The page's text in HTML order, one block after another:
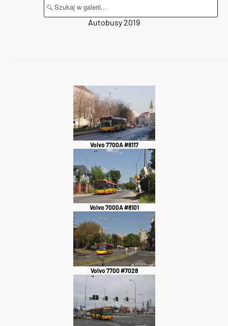
Autobusy 2019
Volvo 7700A #8117
Volvo 7000A #8101
Volvo 7700 #7028